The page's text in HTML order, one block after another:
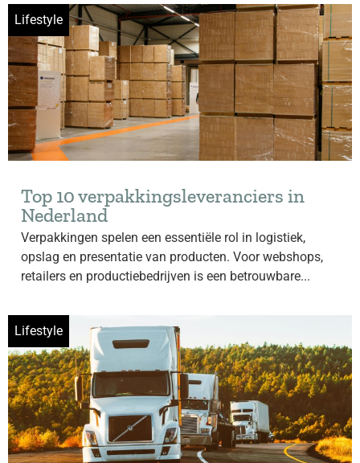
Lifestyle
Top 10 verpakkingsleveranciers in
Nederland
Verpakkingen spelen een essentiële rol in logistiek,
opslag en presentatie van producten. Voor webshops,
retailers en productiebedrijven is een betrouwbare...
Lifestyle